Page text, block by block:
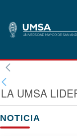
NOTICIA